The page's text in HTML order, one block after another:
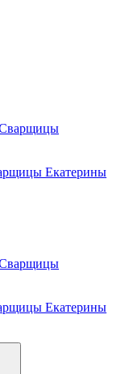
Сварщицы
Екатерины
Сварщицы
Екатерины